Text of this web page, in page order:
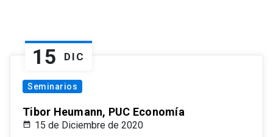
15 DIC
Seminarios
Tibor Heumann, PUC Economía
15 de Diciembre de 2020